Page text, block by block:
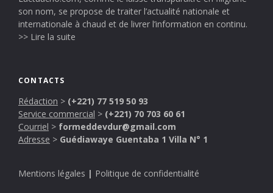
son nom, se propose de traiter l’actualité nationale et
internationale à chaud et de livrer l’information en continu.
>> Lire la suite
CONTACTS
Rédaction > (+221) 77 519 50 93
Service commercial > (+221) 70 703 60 61
Courriel > formeddevdur@gmail.com
Adresse > Guédiawaye Guentaba 1 Villa N° 1
Mentions légales | Politique de confidentialité